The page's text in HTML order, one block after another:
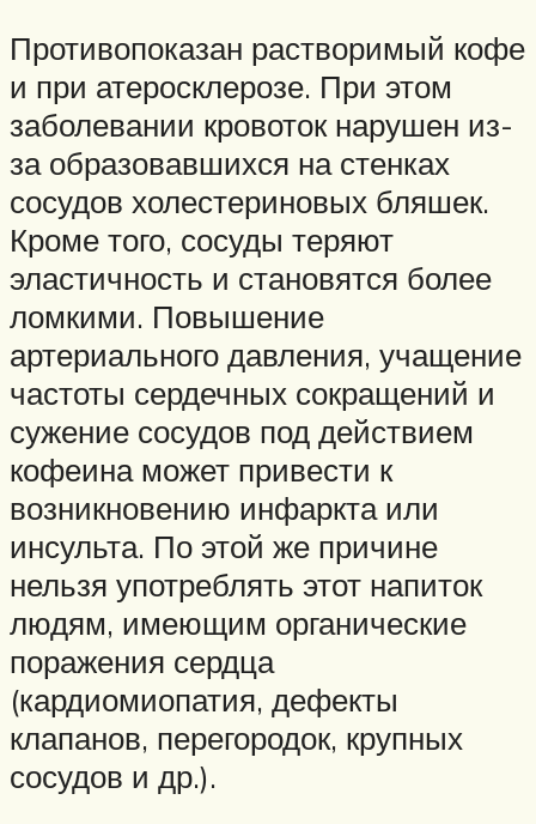
Противопоказан растворимый кофе
и при атеросклерозе. При этом
заболевании кровоток нарушен из-
за образовавшихся на стенках
сосудов холестериновых бляшек.
Кроме того, сосуды теряют
эластичность и становятся более
ломкими. Повышение
артериального давления, учащение
частоты сердечных сокращений и
сужение сосудов под действием
кофеина может привести к
возникновению инфаркта или
инсульта. По этой же причине
нельзя употреблять этот напиток
людям, имеющим органические
поражения сердца
(кардиомиопатия, дефекты
клапанов, перегородок, крупных
сосудов и др.).